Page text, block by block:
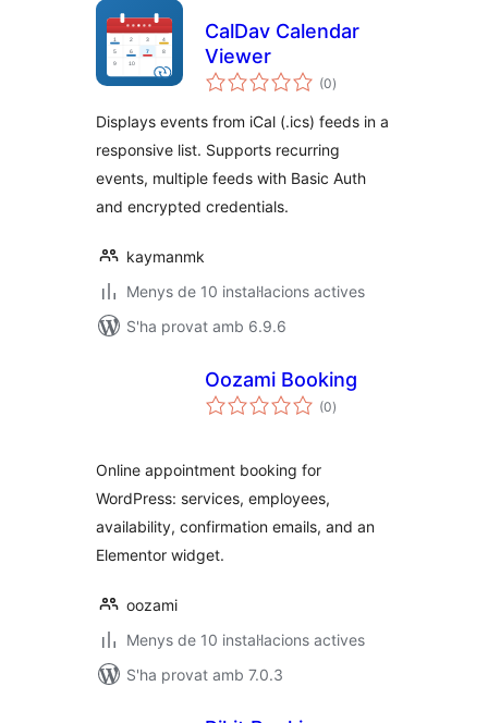
CalDav Calendar
Viewer
(0puntuacions
totals
)
Displays events from iCal (.ics) feeds in a
responsive list. Supports recurring
events, multiple feeds with Basic Auth
and encrypted credentials.
kaymanmk
Menys de 10 instal·lacions actives
S'ha provat amb 6.9.6
Oozami Booking
(0puntuacions
totals
)
Online appointment booking for
WordPress: services, employees,
availability, confirmation emails, and an
Elementor widget.
oozami
Menys de 10 instal·lacions actives
S'ha provat amb 7.0.3